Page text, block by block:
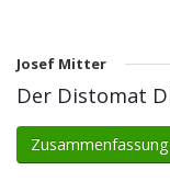
Josef Mitter
Der Distomat